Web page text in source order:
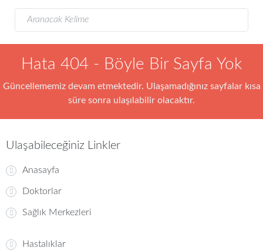
Hata 404 - Böyle Bir Sayfa Yok
Güncellememiz devam etmektedir. Ulaşamadığınız sayfalar kısa
süre sonra ulaşılabilir olacaktır.
Ulaşabileceğiniz Linkler
Anasayfa
Doktorlar
Sağlık Merkezleri
Hastalıklar